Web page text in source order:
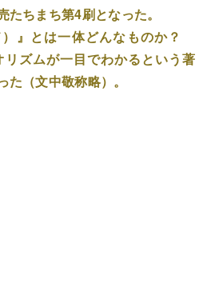
たちまち第4刷となった。
）』とは一体どんなものか？
ズムが一目でわかるという著
た（文中敬称略）。